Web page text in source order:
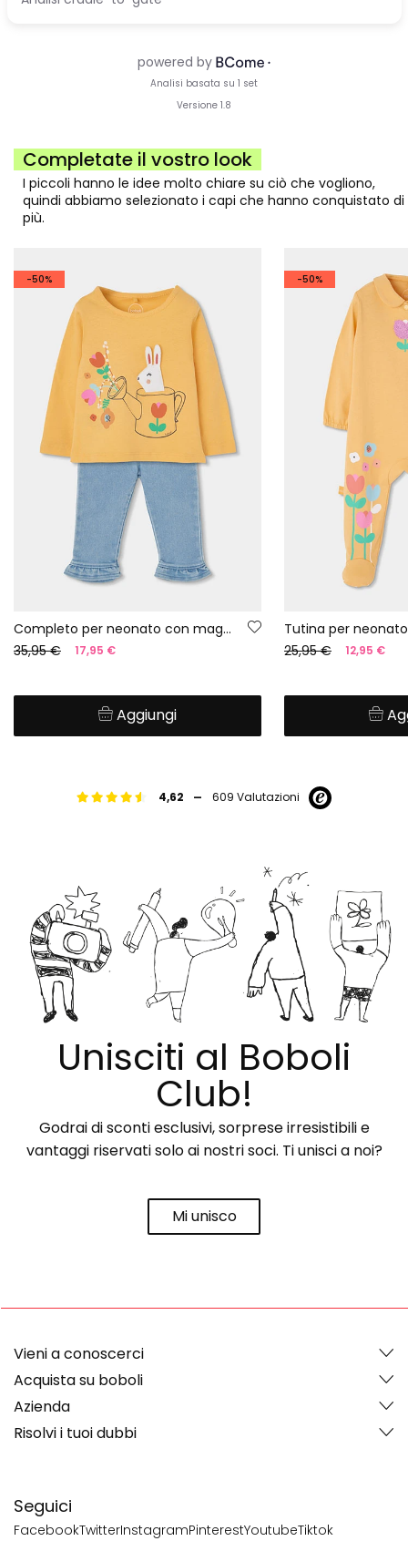
Completate il vostro look
I piccoli hanno le idee molto chiare su ciò che vogliono,
quindi abbiamo selezionato i capi che hanno conquistato di
più.
-50%
Completo per neonato con maglietta e pantalone in cotone
35,95 €
17,95 €
Aggiungi
-50%
25,95 € 12,95 €
4,62 - 609 Valutazioni
Unisciti al Boboli
Club!
Godrai di sconti esclusivi, sorprese irresistibili e
vantaggi riservati solo ai nostri soci. Ti unisci a noi?
Mi unisco
Seguici
FacebookTwitterInstagramPinterestYoutubeTiktok
Vieni a conoscerci
Acquista su boboli
Azienda
Risolvi i tuoi dubbi